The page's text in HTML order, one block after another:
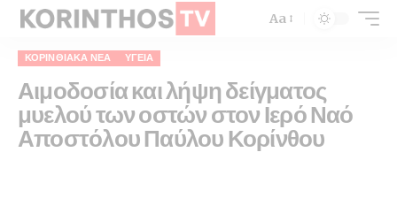
Aa
ΚΟΡΙΝΘΙΑΚΆ ΝΈΑ ΥΓΕΊΑ
Αιμοδοσία και λήψη δείγματος
μυελού των οστών στον Ιερό Ναό
Αποστόλου Παύλου Κορίνθου